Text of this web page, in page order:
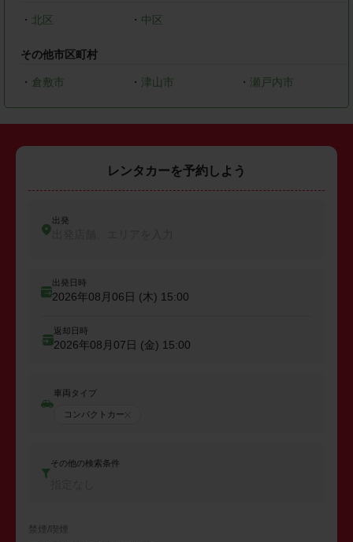
・ 北区 ・ 中区
その他市区町村
・ 倉敷市 ・ 津山市 ・瀬戸内市
レンタカーを予約しよう
出発
出発日時
2026年08月06日 (木) 15:00
返却日時
2026年08月07日 (金) 15:00
車両タイプ
コンパクトカー
その他の検索条件
禁煙/喫煙